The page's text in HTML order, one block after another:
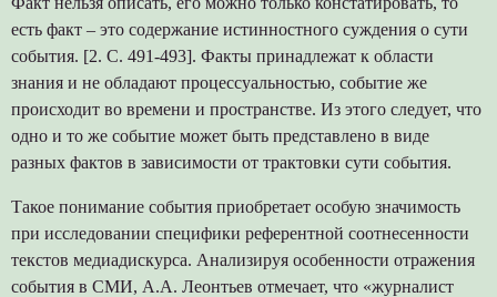
есть факт – это содержание истинностного суждения о сути
события. [2. С. 491-493]. Факты принадлежат к области
знания и не обладают процессуальностью, событие же
происходит во времени и пространстве. Из этого следует, что
одно и то же событие может быть представлено в виде
разных фактов в зависимости от трактовки сути события.
Такое понимание события приобретает особую значимость
при исследовании специфики референтной соотнесенности
текстов медиадискурса. Анализируя особенности отражения
события в СМИ, А.А. Леонтьев отмечает, что «журналист